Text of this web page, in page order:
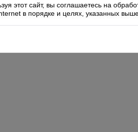
этот сайт, вы соглашаетесь на
в порядке и целях, указанных